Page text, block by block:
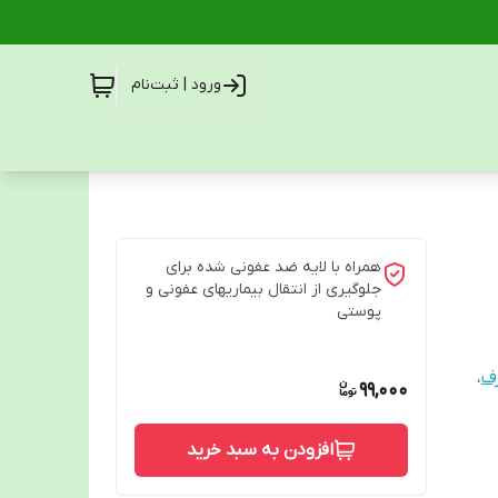
ورود | ثبت‌نام
،
همراه با لایه ضد عفونی شده برای
جلوگیری از انتقال بیماریهای عفونی و
پوستی
99,000
افزودن به سبد خرید